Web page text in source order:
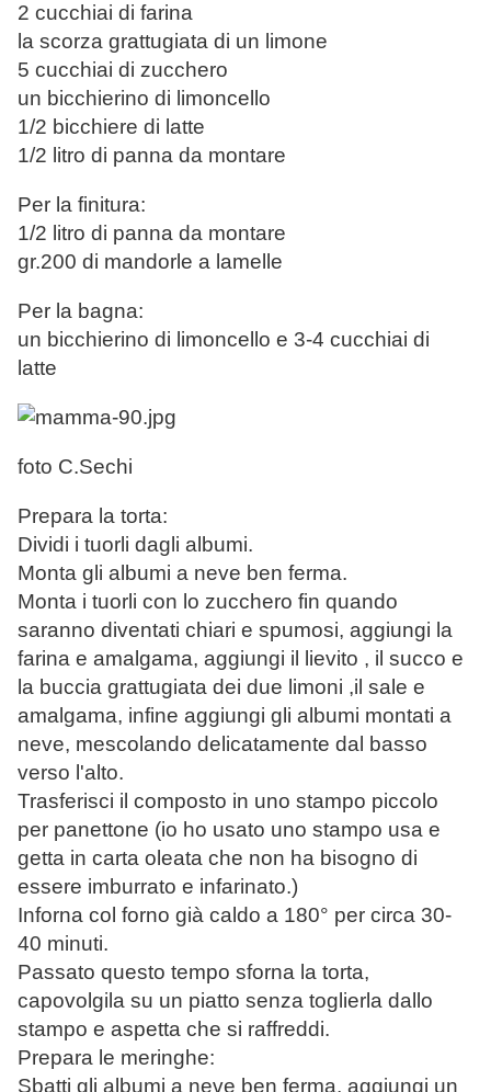
2 cucchiai di farina
la scorza grattugiata di un limone
5 cucchiai di zucchero
un bicchierino di limoncello
1/2 bicchiere di latte
1/2 litro di panna da montare
Per la finitura:
1/2 litro di panna da montare
gr.200 di mandorle a lamelle
Per la bagna:
un bicchierino di limoncello e 3-4 cucchiai di
latte
foto C.Sechi
Prepara la torta:
Dividi i tuorli dagli albumi.
Monta gli albumi a neve ben ferma.
Monta i tuorli con lo zucchero fin quando
saranno diventati chiari e spumosi, aggiungi la
farina e amalgama, aggiungi il lievito , il succo e
la buccia grattugiata dei due limoni ,il sale e
amalgama, infine aggiungi gli albumi montati a
neve, mescolando delicatamente dal basso
verso l'alto.
Trasferisci il composto in uno stampo piccolo
per panettone (io ho usato uno stampo usa e
getta in carta oleata che non ha bisogno di
essere imburrato e infarinato.)
Inforna col forno già caldo a 180° per circa 30-
40 minuti.
Passato questo tempo sforna la torta,
capovolgila su un piatto senza toglierla dallo
stampo e aspetta che si raffreddi.
Prepara le meringhe:
Sbatti gli albumi a neve ben ferma, aggiungi un